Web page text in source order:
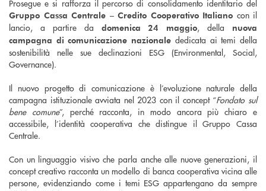
Prosegue e si rafforza il percorso di consolidamento identitario del
Gruppo Cassa Centrale – Credito Cooperativo Italiano con il
lancio, a partire da domenica 24 maggio, della nuova
campagna di comunicazione nazionale dedicata ai temi della
sostenibilità nelle sue declinazioni ESG (Environmental, Social,
Governance).
Il nuovo progetto di comunicazione è l’evoluzione naturale della
campagna istituzionale avviata nel 2023 con il concept “Fondato sul
bene comune”, perché racconta, in modo ancora più chiaro e
accessibile, l’identità cooperativa che distingue il Gruppo Cassa
Centrale.
Con un linguaggio visivo che parla anche alle nuove generazioni, il
concept creativo racconta un modello di banca cooperativa vicina alle
persone, evidenziando come i temi ESG appartengano da sempre